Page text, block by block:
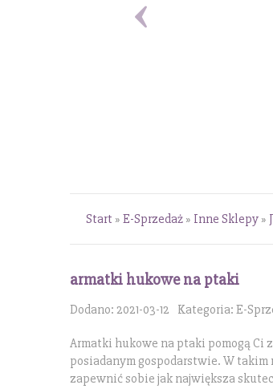
Start » E-Sprzedaż » Inne Sklepy »
armatki hukowe na ptaki
Dodano: 2021-03-12 Kategoria: E-
Armatki hukowe na ptaki pomogą Ci
posiadanym gospodarstwie. W
zapewnić sobie jak największa